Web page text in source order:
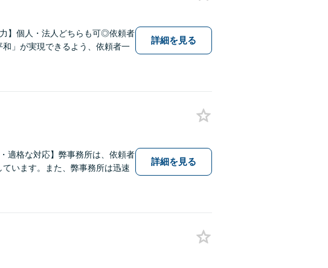
】個人・法人どちらも可◎依頼者
」が実現できるよう、依頼者一
詳細を見る
適格な対応】弊事務所は、依頼者
います。また、弊事務所は迅速
詳細を見る